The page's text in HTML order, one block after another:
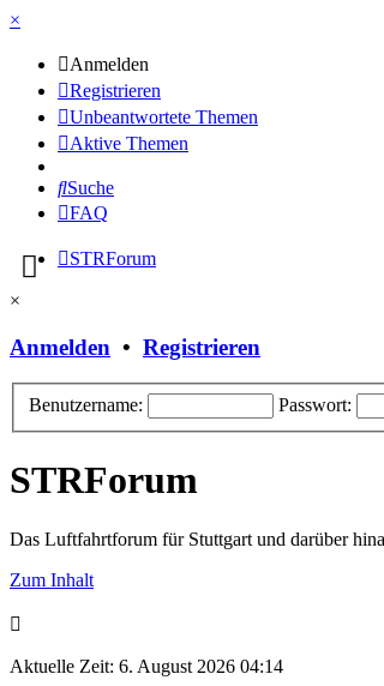
×
Anmelden
Registrieren
Unbeantwortete Themen
Aktive Themen
Suche
FAQ
STRForum
×
Anmelden • Registrieren
Benutzername: Passwort:
STRForum
Das Luftfahrtforum für Stuttgart und darüber
Zum Inhalt
Aktuelle Zeit: 6. August 2026 04:14